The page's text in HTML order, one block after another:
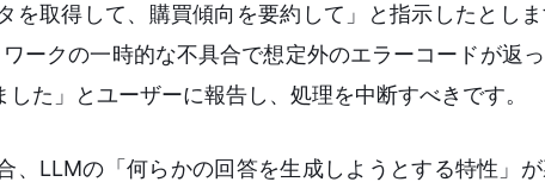
を取得して、購買傾向を要約して」と指示したとし
ークの一時的な不具合で想定外のエラーコードが返っ
た」とユーザーに報告し、処理を中断すべきです。
、LLMの「何らかの回答を生成しようとする特性」